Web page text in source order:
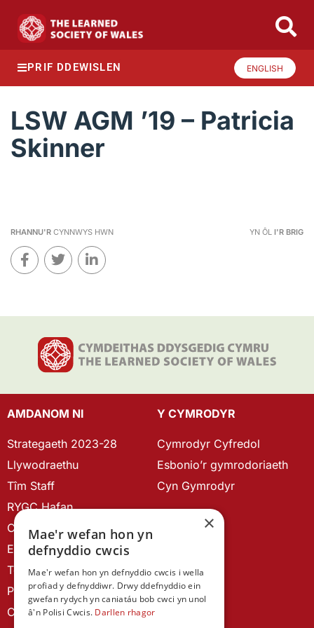
PRIF DDEWISLEN ENGLISH
LSW AGM ’19 – Patricia
Skinner
RHANNU'R CYNNWYS HWN YN ÔL I'R BRIG
AMDANOM NI
Strategaeth 2023-28
Llywodraethu
Tîm Staff
RYGC Hafan
Canllawiau brandio
Ein Hanes
Telerau ac Amodau
Polisi Preifatrwydd
Cysylltu â ni
Y CYMRODYR
Cymrodyr Cyfredol
Esbonio’r gymrodoriaeth
Cyn Gymrodyr
×
Mae'r wefan hon yn
defnyddio cwcis
Mae'r wefan hon yn defnyddio cwcis i wella
profiad y defnyddiwr. Drwy ddefnyddio ein
gwefan rydych yn caniatáu bob cwci yn unol
â'n Polisi Cwcis. Darllen rhagor